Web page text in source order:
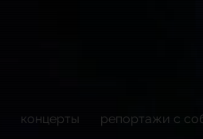
концерты репортажи с